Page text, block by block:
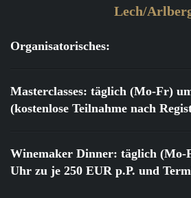
Lech/
Organisatorisches:
Masterclasses: täglich (Mo-Fr)
(kostenlose Teilnahme nach
Winemaker Dinner: täglich (Mo-
Uhr zu je 250 EUR p.P. und